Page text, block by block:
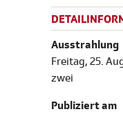
Ausstrahlung
Freitag, 25.
zwei
Publiziert am